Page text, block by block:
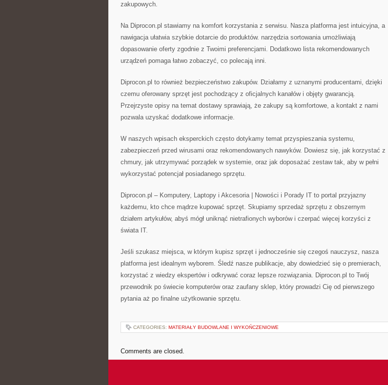
zakupowych.
Na Diprocon.pl stawiamy na komfort korzystania z serwisu. Nasza platforma jest intuicyjna, a
nawigacja ułatwia szybkie dotarcie do produktów. narzędzia sortowania umożliwiają
dopasowanie oferty zgodnie z Twoimi preferencjami. Dodatkowo lista rekomendowanych
urządzeń pomaga łatwo zobaczyć, co polecają inni.
Diprocon.pl to również bezpieczeństwo zakupów. Działamy z uznanymi producentami, dzięki
czemu oferowany sprzęt jest pochodzący z oficjalnych kanałów i objęty gwarancją.
Przejrzyste opisy na temat dostawy sprawiają, że zakupy są komfortowe, a kontakt z nami
pozwala uzyskać dodatkowe informacje.
W naszych wpisach eksperckich często dotykamy temat przyspieszania systemu,
zabezpieczeń przed wirusami oraz rekomendowanych nawyków. Dowiesz się, jak korzystać z
chmury, jak utrzymywać porządek w systemie, oraz jak doposażać zestaw tak, aby w pełni
wykorzystać potencjał posiadanego sprzętu.
Diprocon.pl – Komputery, Laptopy i Akcesoria | Nowości i Porady IT to portal przyjazny
każdemu, kto chce mądrze kupować sprzęt. Skupiamy sprzedaż sprzętu z obszernym
działem artykułów, abyś mógł uniknąć nietrafionych wyborów i czerpać więcej korzyści z
świata IT.
Jeśli szukasz miejsca, w którym kupisz sprzęt i jednocześnie się czegoś nauczysz, nasza
platforma jest idealnym wyborem. Śledź nasze publikacje, aby dowiedzieć się o premierach,
korzystać z wiedzy ekspertów i odkrywać coraz lepsze rozwiązania. Diprocon.pl to Twój
przewodnik po świecie komputerów oraz zaufany sklep, który prowadzi Cię od pierwszego
pytania aż po finalne użytkowanie sprzętu.
CATEGORIES: MATERIAŁY BUDOWLANE I WYKOŃCZENIOWE
Comments are closed.